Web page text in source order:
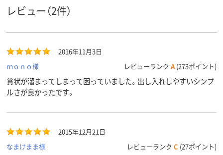
台紙の有
無し
表紙・ポケット／ポ
商品環境
スコア
レビュー（2件）
2016年11月3日
ｍｏｎｏ様
レビューランク A (273ポイント)
賞状が溜まってしまって困っていました。出し入れしやすいシンプ
ルさが良かったです。
2015年12月21日
なまけまま様
レビューランク C (27ポイント)